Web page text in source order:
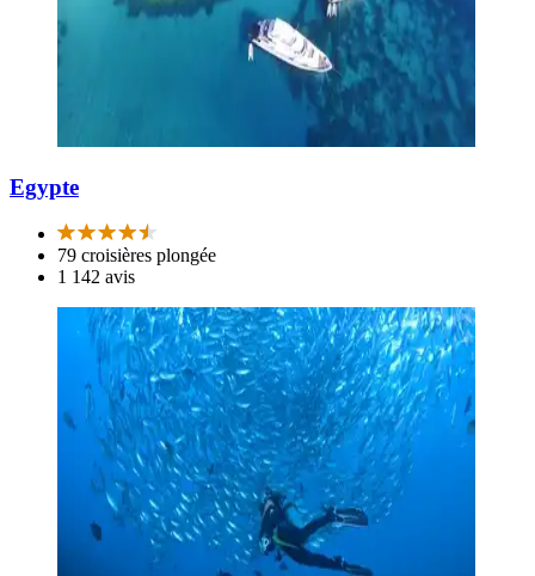
Egypte
79 croisières plongée
1 142 avis